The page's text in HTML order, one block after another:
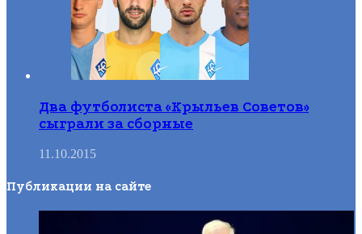
Два футболиста «Крыльев Советов»
сыграли за сборные
11.10.2015
Публикации на сайте